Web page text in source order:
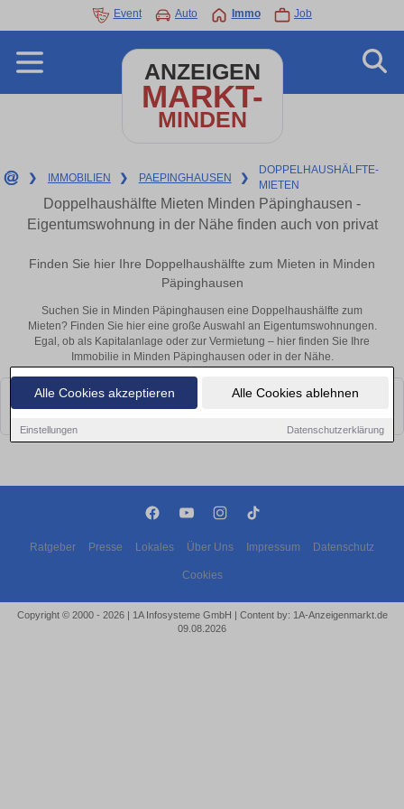
Alle Cookies akzeptieren Alle Cookies ablehnen
Einstellungen Datenschutzerklärung
Event Auto Immo Job
ANZEIGEN
MARKT-
MINDEN
❯ IMMOBILIEN ❯ PAEPINGHAUSEN ❯
DOPPELHAUSHÄLFTE-
MIETEN
Doppelhaushälfte Mieten Minden Päpinghausen -
Eigentumswohnung in der Nähe finden auch von privat
Finden Sie hier Ihre Doppelhaushälfte zum Mieten in Minden
Päpinghausen
Suchen Sie in Minden Päpinghausen eine Doppelhaushälfte zum
Mieten? Finden Sie hier eine große Auswahl an Eigentumswohnungen.
Egal, ob als Kapitalanlage oder zur Vermietung – hier finden Sie Ihre
Immobilie in Minden Päpinghausen oder in der Nähe.
Leider konnten wir derzeit keine passenden Objekte finden. Schauen Sie
Ratgeber Presse Lokales Über Uns Impressum Datenschutz
Cookies
Copyright © 2000 - 2026 | 1A Infosysteme GmbH | Content by: 1A-Anzeigenmarkt.de
09.08.2026